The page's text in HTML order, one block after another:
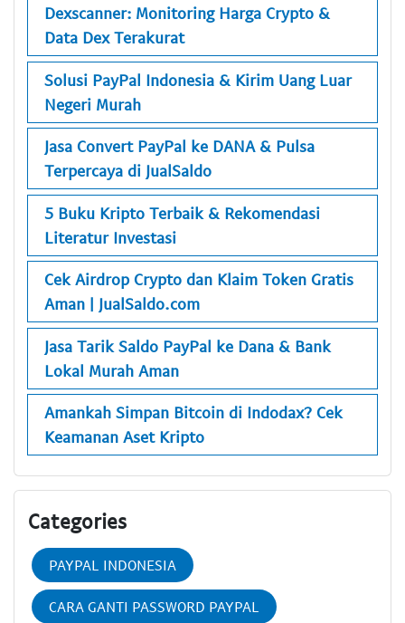
Dexscanner: Monitoring Harga Crypto &
Data Dex Terakurat
Solusi PayPal Indonesia & Kirim Uang Luar
Negeri Murah
Jasa Convert PayPal ke DANA & Pulsa
Terpercaya di JualSaldo
5 Buku Kripto Terbaik & Rekomendasi
Literatur Investasi
Cek Airdrop Crypto dan Klaim Token Gratis
Aman | JualSaldo.com
Jasa Tarik Saldo PayPal ke Dana & Bank
Lokal Murah Aman
Amankah Simpan Bitcoin di Indodax? Cek
Keamanan Aset Kripto
Categories
PAYPAL INDONESIA
CARA GANTI PASSWORD PAYPAL